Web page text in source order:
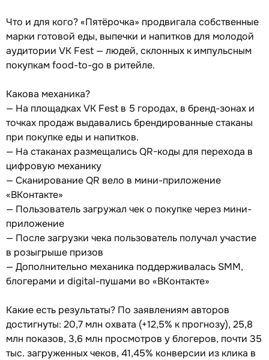
Что и для кого? «Пятёрочка» продвигала собственные
марки готовой еды, выпечки и напитков для молодой
аудитории VK Fest — людей, склонных к импульсным
покупкам food-to-go в ритейле.
Какова механика?
— На площадках VK Fest в 5 городах, в бренд-зонах и
точках продаж выдавались брендированные стаканы
при покупке еды и напитков.
— На стаканах размещались QR-коды для перехода в
цифровую механику
— Сканирование QR вело в мини-приложение
«ВКонтакте»
— Пользователь загружал чек о покупке через мини-
приложение
— После загрузки чека пользователь получал участие
в розыгрыше призов
— Дополнительно механика поддерживалась SMM,
блогерами и digital-пушами во «ВКонтакте»
Какие есть результаты? По заявлениям авторов
достигнуты: 20,7 млн охвата (+12,5% к прогнозу), 25,8
млн показов, 3,6 млн просмотров у блогеров, почти 35
тыс. загруженных чеков, 41,45% конверсии из клика в